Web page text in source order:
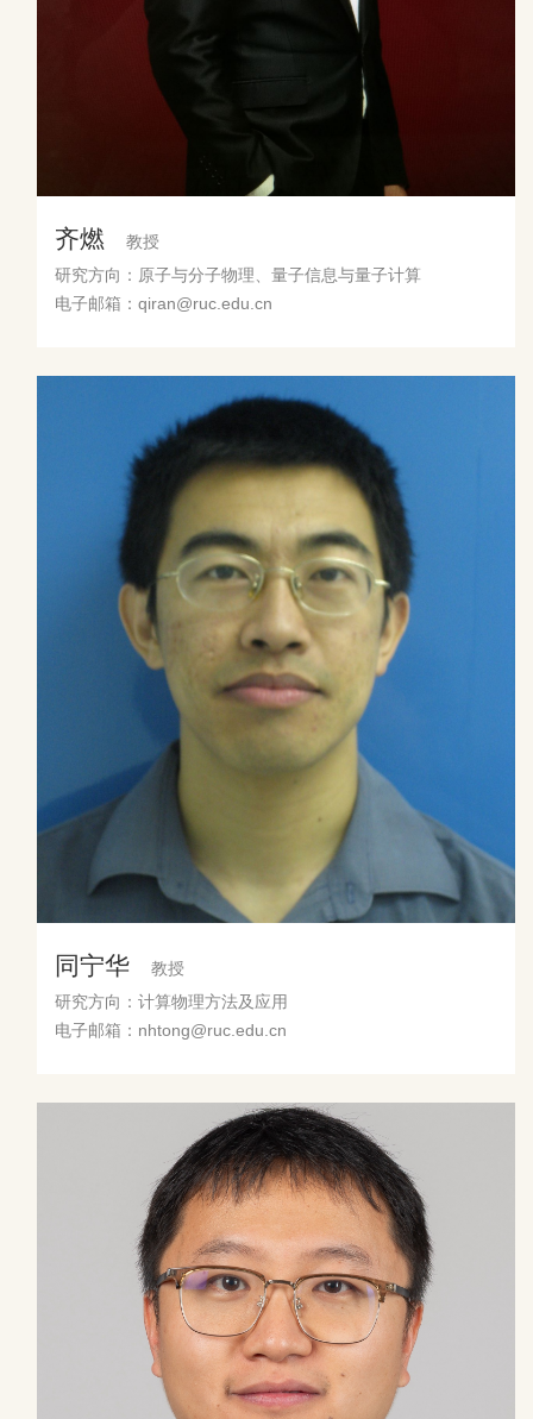
齐燃
教授
研究方向：原子与分子物理、量子信息与量子计算
电子邮箱：qiran@ruc.edu.cn
同宁华
教授
研究方向：计算物理方法及应用
电子邮箱：nhtong@ruc.edu.cn